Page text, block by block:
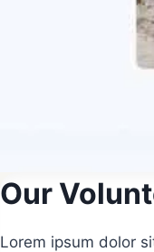
Our
Lorem ipsum dolor